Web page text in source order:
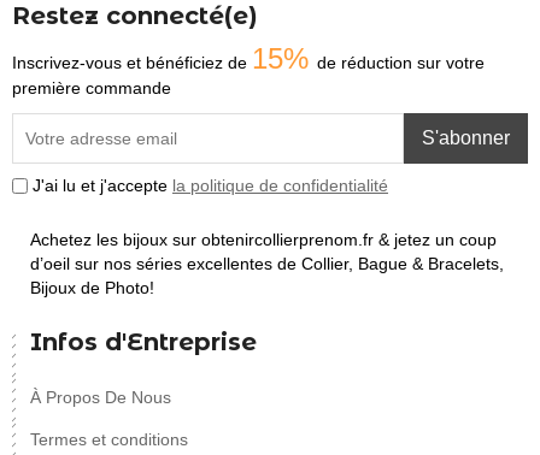
Restez connecté(e)
Inscrivez-vous et bénéficiez de 15% de réduction sur votre
première commande
S'abonner
J'ai lu et j'accepte la politique de confidentialité
Achetez les bijoux sur obtenircollierprenom.fr & jetez un coup
d’oeil sur nos séries excellentes de Collier, Bague & Bracelets,
Bijoux de Photo!
Infos d'Entreprise
À Propos De Nous
Termes et conditions